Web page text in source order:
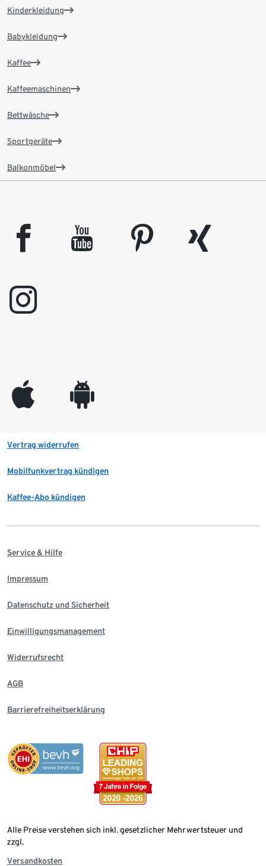
Kinderkleidung
Babykleidung
Kaffee
Kaffeemaschinen
Bettwäsche
Sportgeräte
Balkonmöbel
facebook youtube pinterest
xing
instagram
appleinc android
Vertrag widerrufen
Mobilfunkvertrag kündigen
Kaffee-Abo kündigen
Service & Hilfe
Impressum
Datenschutz und Sicherheit
Einwilligungsmanagement
Widerrufsrecht
AGB
Barrierefreiheitserklärung
Alle Preise verstehen sich inkl. gesetzlicher Mehrwertsteuer und
zzgl.
Versandkosten